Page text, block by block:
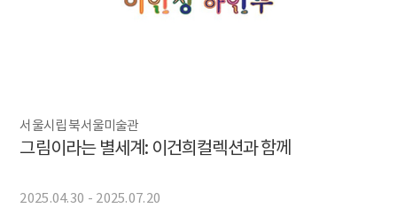
서울시립 북서울미술관
그림이라는 별세계: 이건희컬렉션과 함께
2025.04.30 - 2025.07.20